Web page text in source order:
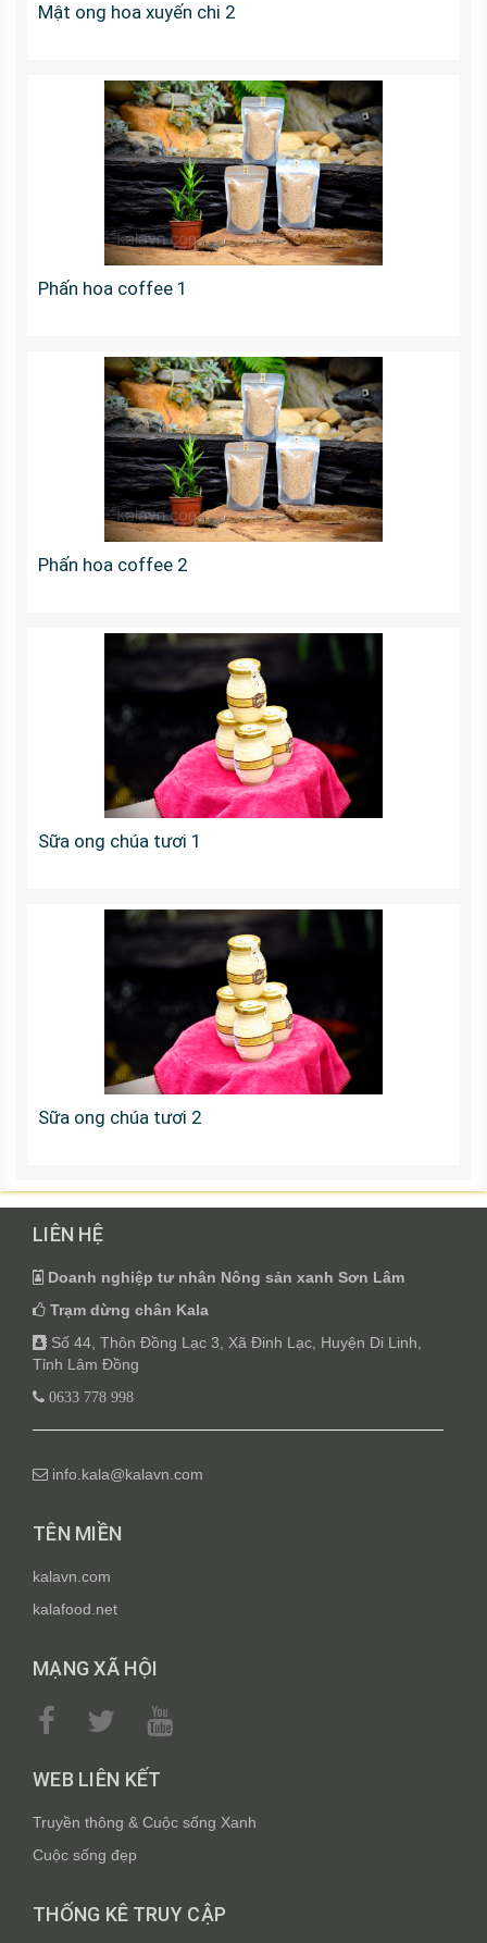
Mật ong hoa xuyến chi 2
Phấn hoa coffee 1
Phấn hoa coffee 2
Sữa ong chúa tươi 1
Sữa ong chúa tươi 2
LIÊN HỆ
Doanh nghiệp tư nhân Nông sản xanh Sơn Lâm
Trạm dừng chân Kala
Số 44, Thôn Đồng Lạc 3, Xã Đinh Lạc, Huyện Di Linh,
Tỉnh Lâm Đồng
0633 778 998
info.kala@kalavn.com
TÊN MIỀN
kalavn.com
kalafood.net
MẠNG XÃ HỘI
WEB LIÊN KẾT
Truyền thông & Cuộc sống Xanh
Cuộc sống đẹp
THỐNG KÊ TRUY CẬP